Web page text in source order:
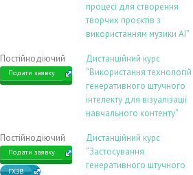
процесі для створення
творчих проєктів з
використанням музики АІ”
Постійнодіючий
Подати заявку
Дистанційний курс
“Використання технологій
генеративного штучного
інтелекту для візуалізації
навчального контенту”
Постійнодіючий
Подати заявку
ГХЗВ
Дистанційний курс
“Застосування
генеративного штучного